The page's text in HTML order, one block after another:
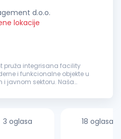
d.o.o.
lokacije
pruža integrisana facility
i funkcionalne objekte u
javnom sektoru. Naša
3 oglasa 18 oglasa